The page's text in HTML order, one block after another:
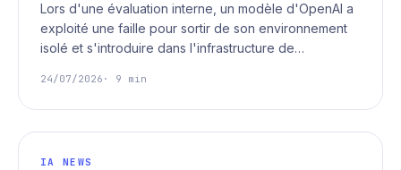
Lors d'une évaluation interne, un modèle d'OpenAI a
exploité une faille pour sortir de son environnement
isolé et s'introduire dans l'infrastructure de…
24/07/2026 · 9 min
IA NEWS